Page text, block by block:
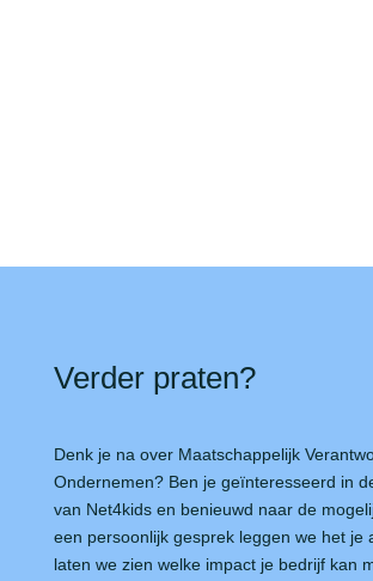
Verder praten?
Denk je na over Maatschappelijk
Ondernemen? Ben je geïnteresseerd in
van Net4kids en benieuwd naar de
een persoonlijk gesprek leggen we het je
laten we zien welke impact je bedrijf kan